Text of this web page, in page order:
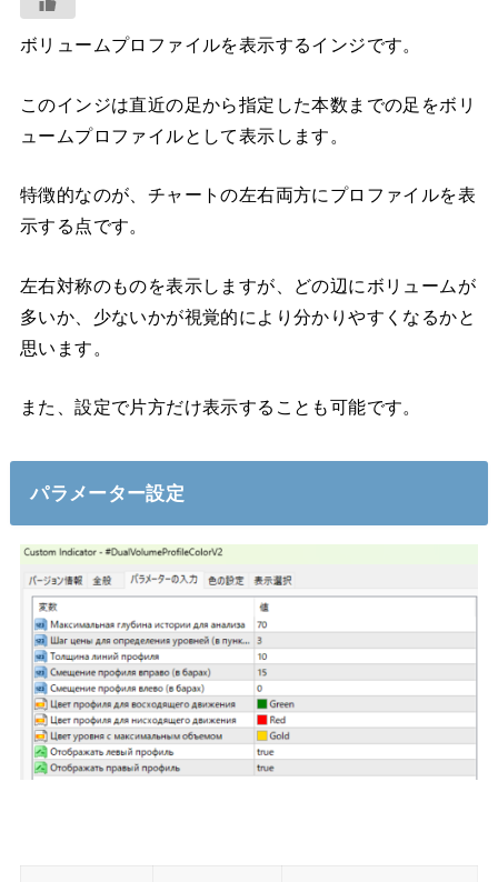
ボリュームプロファイルを表示するインジです。
このインジは直近の足から指定した本数までの足をボリ
ュームプロファイルとして表示します。
特徴的なのが、チャートの左右両方にプロファイルを表
示する点です。
左右対称のものを表示しますが、どの辺にボリュームが
多いか、少ないかが視覚的により分かりやすくなるかと
思います。
また、設定で片方だけ表示することも可能です。
パラメーター設定